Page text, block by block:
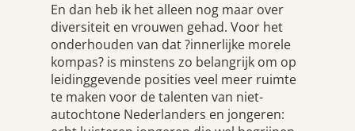
En dan heb ik het alleen nog maar over
diversiteit en vrouwen gehad. Voor het
onderhouden van dat ?innerlijke morele
kompas? is minstens zo belangrijk om op
leidinggevende posities veel meer ruimte
te maken voor de talenten van niet-
autochtone Nederlanders en jongeren: